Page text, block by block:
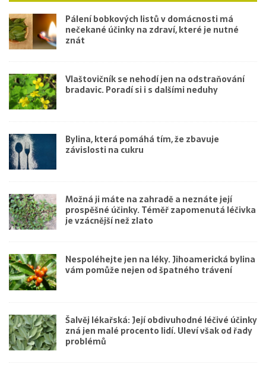
Pálení bobkových listů v domácnosti má
nečekané účinky na zdraví, které je nutné
znát
Vlaštovičník se nehodí jen na odstraňování
bradavic. Poradí si i s dalšími neduhy
Bylina, která pomáhá tím, že zbavuje
závislosti na cukru
Možná ji máte na zahradě a neznáte její
prospěšné účinky. Téměř zapomenutá léčivka
je vzácnější než zlato
Nespoléhejte jen na léky. Jihoamerická bylina
vám pomůže nejen od špatného trávení
Šalvěj lékařská: Její obdivuhodné léčivé účinky
zná jen malé procento lidí. Uleví však od řady
problémů